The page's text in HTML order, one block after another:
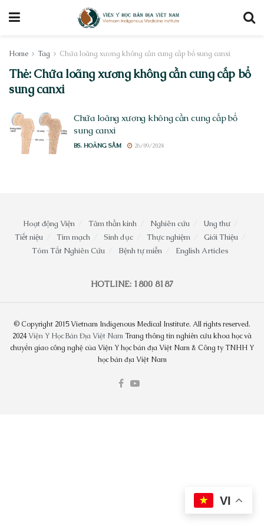
Home Tag Chữa loãng xương không cần cung cấp bổ sung canxi
Thẻ:Chữa loãng xương không cần cung cấp bổ
sung canxi
Chữa loãng xương không cần cung cấp bổ
sung canxi
BS. HOÀNG SẦM 26/09/2024
Hoạt động Viện Tâm thần kinh Nghiên cứu
Ung thư
Tiết niệu
Tim mạch Sinh dục Thực nghiệm
Giới Thiệu
Tóm Tắt Nghiên Cứu
Bệnh tự miễn English Articles
HOTLINE: 1800 8187
© Copyright 2015 Vietnam Indigenous Medical Institute. All rights reserved.
2024Viện Y Học Bản Địa Việt NamTrang thông tin nghiên cứu khoa học và
chuyển giao công nghệ của Viện Y học bản địa Việt Nam & Công ty TNHH Y
học bản địa Việt Nam
VI